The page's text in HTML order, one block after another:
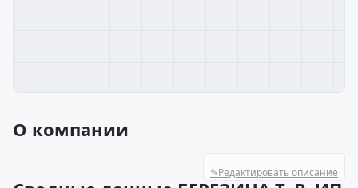
О компании
✎Редактировать описание